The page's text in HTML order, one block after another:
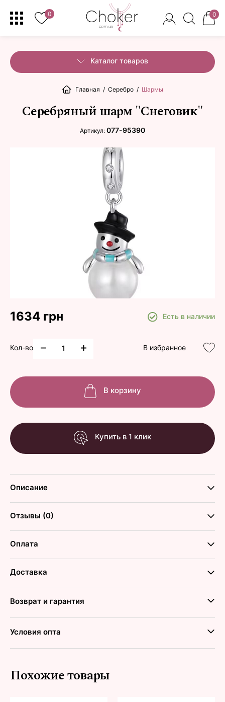
0 0
Каталог товаров
Главная / Серебро / Шармы
Серебряный шарм "Снеговик"
Артикул: 077-95390
1634 грн Есть в наличии
Кол-во В избранное
В корзину
Купить в 1 клик
Описание
Отзывы (0)
Оплата
Доставка
Возврат и гарантия
Условия опта
Похожие товары